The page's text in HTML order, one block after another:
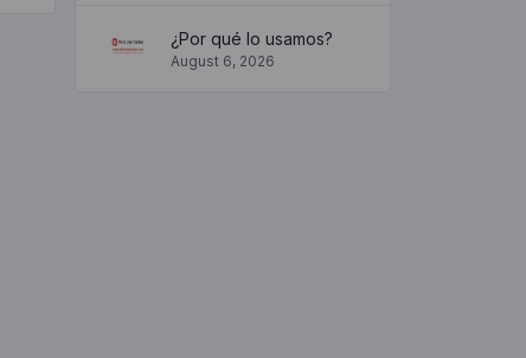
¿Por qué lo usamos?
August 6, 2026